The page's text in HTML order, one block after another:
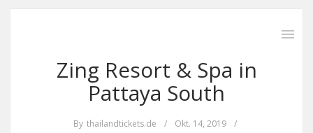
Zing Resort & Spa in
Pattaya South
By thailandtickets.de / Okt. 14, 2019
/